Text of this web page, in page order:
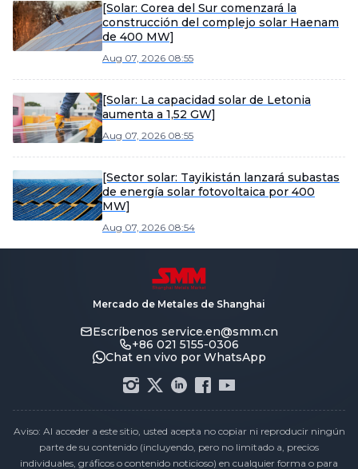
[Solar: Corea del Sur comenzará la
construcción del complejo solar Haenam
de 400 MW]
Aug 07, 2026 08:55
[Solar: La capacidad solar de Letonia
aumenta a 1,52 GW]
Aug 07, 2026 08:55
[Sector solar: Tayikistán lanzará subastas
de energía solar fotovoltaica por 400
MW]
Aug 07, 2026 08:54
Mercado de Metales de Shanghai
Escríbenos service.en@smm.cn
+86 021 5155-0306
Chat en vivo por WhatsApp
Aviso: Al acceder a este sitio, usted acepta no copiar ni reproducir ningún
parte de su contenido (incluyendo, pero no limitado a, precios
individuales, gráficos o contenido noticioso) en cualquier forma o para